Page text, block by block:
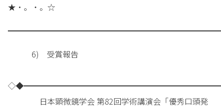
★・。・。☆
6) 受賞報告
日本顕微鏡学会 第82回学術講演会「優秀口頭発